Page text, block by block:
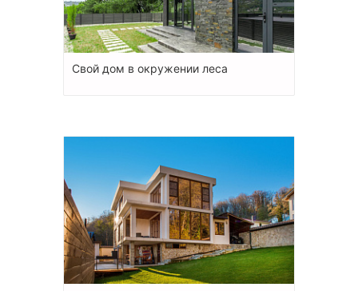
Свой дом в окружении леса